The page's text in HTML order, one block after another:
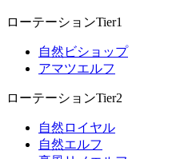
ローテーションTier1
自然ビショップ
アマツエルフ
ローテーションTier2
自然ロイヤル
自然エルフ